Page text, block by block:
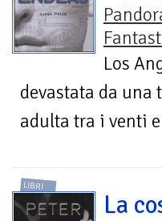
Los
devastata da
adulta tra i venti
LIBRI
La